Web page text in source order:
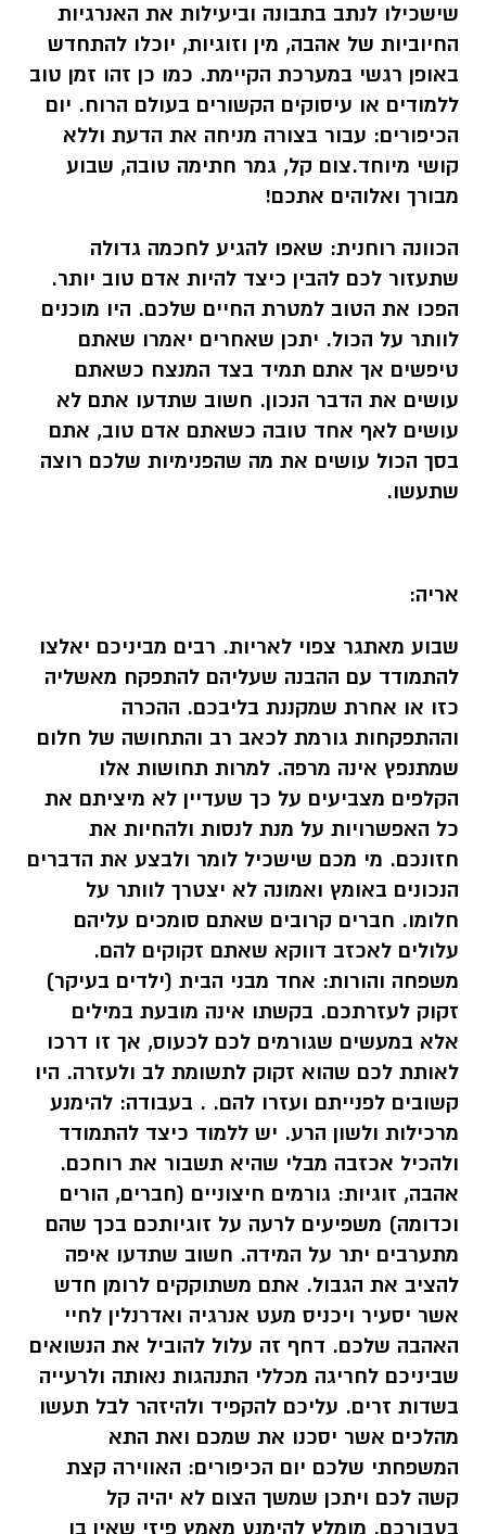
שישכילו לנתב בתבונה וביעילות את האנרגיות
החיוביות של אהבה, מין וזוגיות, יוכלו להתחדש
באופן רגשי במערכת הקיימת. כמו כן זהו זמן טוב
ללמודים או עיסוקים הקשורים בעולם הרוח. יום
הכיפורים: עבור בצורה מניחה את הדעת וללא
קושי מיוחד.צום קל, גמר חתימה טובה, שבוע
מבורך ואלוהים אתכם!
הכוונה רוחנית: שאפו להגיע לחכמה גדולה
שתעזור לכם להבין כיצד להיות אדם טוב יותר.
הפכו את הטוב למטרת החיים שלכם. היו מוכנים
לוותר על הכול. יתכן שאחרים יאמרו שאתם
טיפשים אך אתם תמיד בצד המנצח כשאתם
עושים את הדבר הנכון. חשוב שתדעו אתם לא
עושים לאף אחד טובה כשאתם אדם טוב, אתם
בסך הכול עושים את מה שהפנימיות שלכם רוצה
שתעשו.
אריה:
שבוע מאתגר צפוי לאריות. רבים מביניכם יאלצו
להתמודד עם ההבנה שעליהם להתפקח מאשליה
כזו או אחרת שמקננת בליבכם. ההכרה
וההתפקחות גורמת לכאב רב והתחושה של חלום
שמתנפץ אינה מרפה. למרות תחושות אלו
הקלפים מצביעים על כך שעדיין לא מיציתם את
כל האפשרויות על מנת לנסות ולהחיות את
חזונכם. מי מכם שישכיל לומר ולבצע את הדברים
הנכונים באומץ ואמונה לא יצטרך לוותר על
חלומו. חברים קרובים שאתם סומכים עליהם
עלולים לאכזב דווקא שאתם זקוקים להם.
משפחה והורות: אחד מבני הבית (ילדים בעיקר)
זקוק לעזרתכם. בקשתו אינה מובעת במילים
אלא במעשים שגורמים לכם לכעוס, אך זו דרכו
לאותת לכם שהוא זקוק לתשומת לב ולעזרה. היו
קשובים לפנייתם ועזרו להם. . בעבודה: להימנע
מרכילות ולשון הרע. יש ללמוד כיצד להתמודד
ולהכיל אכזבה מבלי שהיא תשבור את רוחכם.
אהבה, זוגיות: גורמים חיצוניים (חברים, הורים
וכדומה) משפיעים לרעה על זוגיותכם בכך שהם
מתערבים יתר על המידה. חשוב שתדעו איפה
להציב את הגבול. אתם משתוקקים לרומן חדש
אשר יסעיר ויכניס מעט אנרגיה ואדרנלין לחיי
האהבה שלכם. דחף זה עלול להוביל את הנשואים
שביניכם לחריגה מכללי התנהגות נאותה ולרעייה
בשדות זרים. עליכם להקפיד ולהיזהר לבל תעשו
מהלכים אשר יסכנו את שמכם ואת התא
המשפחתי שלכם יום הכיפורים: האווירה קצת
קשה לכם ויתכן שמשך הצום לא יהיה קל
בעבורכם. מומלץ להימנע מאמץ פיזי שאין בו